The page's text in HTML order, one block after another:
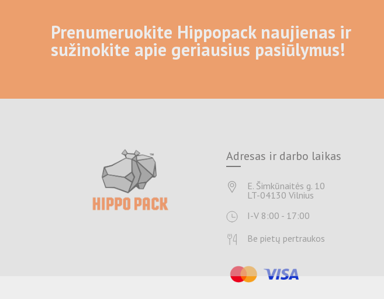
Prenumeruokite Hippopack naujienas ir
sužinokite apie geriausius pasiūlymus!
Adresas ir darbo laikas
E. Šimkūnaitės g. 10
LT-04130 Vilnius
I-V 8:00 - 17:00
Be pietų pertraukos